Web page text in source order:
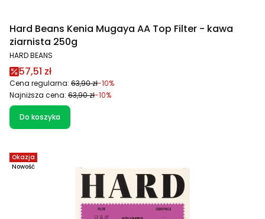
Hard Beans Kenia Mugaya AA Top Filter - kawa
ziarnista 250g
PRODUCENT
HARD BEANS
Cena promocyjna
57,51 zł
Cena regularna: 63,90 zł-10%
Najniższa cena: 63,90 zł-10%
Do koszyka
Okazja
Nowość